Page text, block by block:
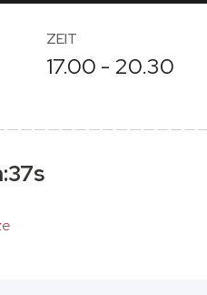
ZEIT
17.00 - 20.30
36s